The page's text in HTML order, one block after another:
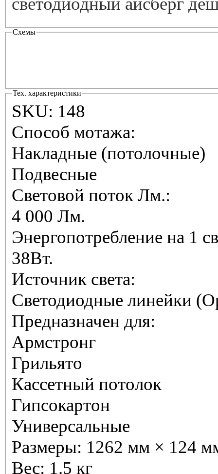
Схемы
Тех. характеристики
SKU: 148
Способ мотажа:
Накладные (потолочные)
Подвесные
Световой поток Лм.:
4 000 Лм.
Энергопотребление на 1
38Вт.
Источник света:
Светодиодные линейки
Предназначен для:
Армстронг
Грильято
Кассетный потолок
Гипсокартон
Универсальные
Размеры: 1262 мм × 124
Вес: 1.5 кг